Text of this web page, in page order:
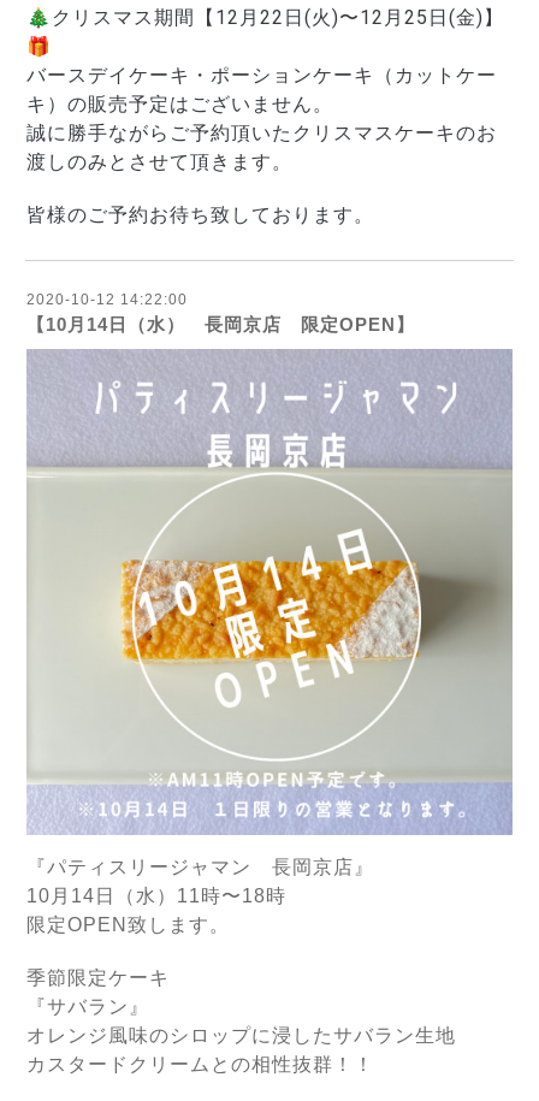
🎄クリスマス期間【12月22日(火)〜12月25日(金) 】
🎁
バースデイケーキ・ポーションケーキ（カットケー
キ）の販売予定はございません。
誠に勝手ながらご予約頂いたクリスマスケーキのお
渡しのみとさせて頂きます。
皆様のご予約お待ち致しております。
2020-10-12 14:22:00
【10月14日（水） 長岡京店 限定OPEN】
『パティスリージャマン 長岡京店』
10月14日（水）11時〜18時
限定OPEN致します。
季節限定ケーキ
『サバラン』
オレンジ風味のシロップに浸したサバラン生地
カスタードクリームとの相性抜群！！